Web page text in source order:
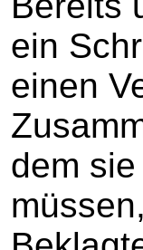
ein
einen
dem